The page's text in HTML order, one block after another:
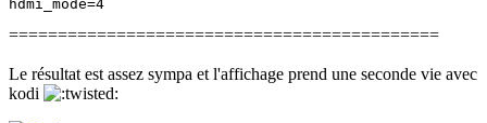
============================================
Le résultat est assez sympa et l'affichage prend une seconde vie avec
kodi